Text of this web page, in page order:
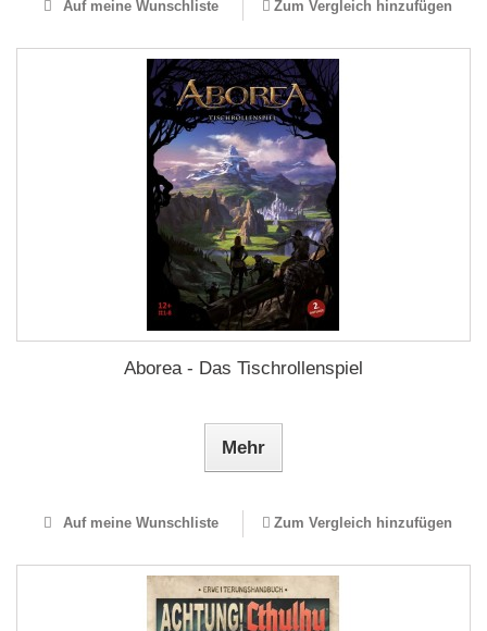
Auf meine Wunschliste Zum Vergleich hinzufügen
Aborea - Das Tischrollenspiel
Mehr
Auf meine Wunschliste Zum Vergleich hinzufügen